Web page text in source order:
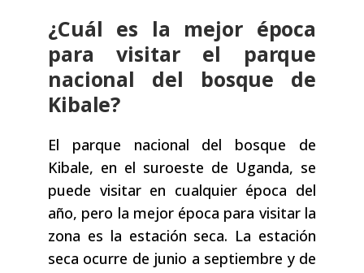
¿Cuál es la mejor época
para visitar el parque
nacional del bosque de
Kibale?
El parque nacional del bosque de
Kibale, en el suroeste de Uganda, se
puede visitar en cualquier época del
año, pero la mejor época para visitar la
zona es la estación seca. La estación
seca ocurre de junio a septiembre y de